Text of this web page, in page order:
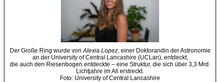
Der Große Ring wurde von Alexia Lopez, einer Doktorandin der Astronomie
an der University of Central Lancashire (UCLan), entdeckt,
die auch den Riesenbogen entdeckte – eine Struktur, die sich über 3,3 Mrd.
Lichtjahre im All erstreckt.
Foto: University of Central Lancashire